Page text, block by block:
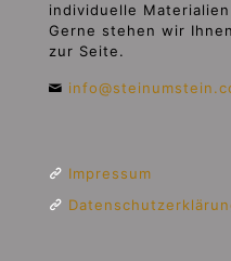
individuelle
Gerne stehen wir
zur Seite.
Impressum